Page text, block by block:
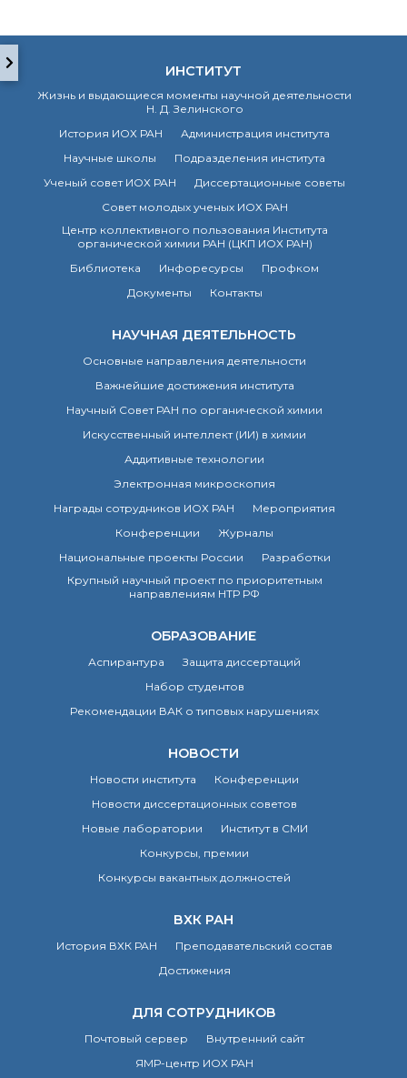
Институт в СМИ
Конкурсы, премии
Конкурсы вакантных
должностей
История ВХК РАН
Преподавательский
Внутренний сайт
ИНСТИТУТ
Жизнь и выдающиеся моменты научной деятельности
Н. Д. Зелинского
История ИОХ РАН
Администрация института
Научные школы
Подразделения института
Ученый совет ИОХ РАН
Диссертационные советы
Совет молодых ученых ИОХ РАН
Центр коллективного пользования Института
органической химии РАН (ЦКП ИОХ РАН)
Библиотека
Инфоресурсы
Профком
Документы
Контакты
НАУЧНАЯ ДЕЯТЕЛЬНОСТЬ
Основные направления деятельности
Важнейшие достижения института
Научный Совет РАН по органической химии
Искусственный интеллект (ИИ) в химии
Аддитивные технологии
Электронная микроскопия
Награды сотрудников ИОХ РАН
Мероприятия
Конференции
Журналы
Национальные проекты России
Разработки
Крупный научный проект по приоритетным
направлениям НТР РФ
ОБРАЗОВАНИЕ
Аспирантура
Защита диссертаций
Набор студентов
Рекомендации ВАК о типовых нарушениях
НОВОСТИ
Новости института
Конференции
Новости диссертационных советов
Новые лаборатории
Институт в СМИ
Конкурсы, премии
Конкурсы вакантных должностей
ВХК РАН
История ВХК РАН
Преподавательский состав
Достижения
ДЛЯ СОТРУДНИКОВ
Почтовый сервер
Внутренний сайт
ЯМР-центр ИОХ РАН